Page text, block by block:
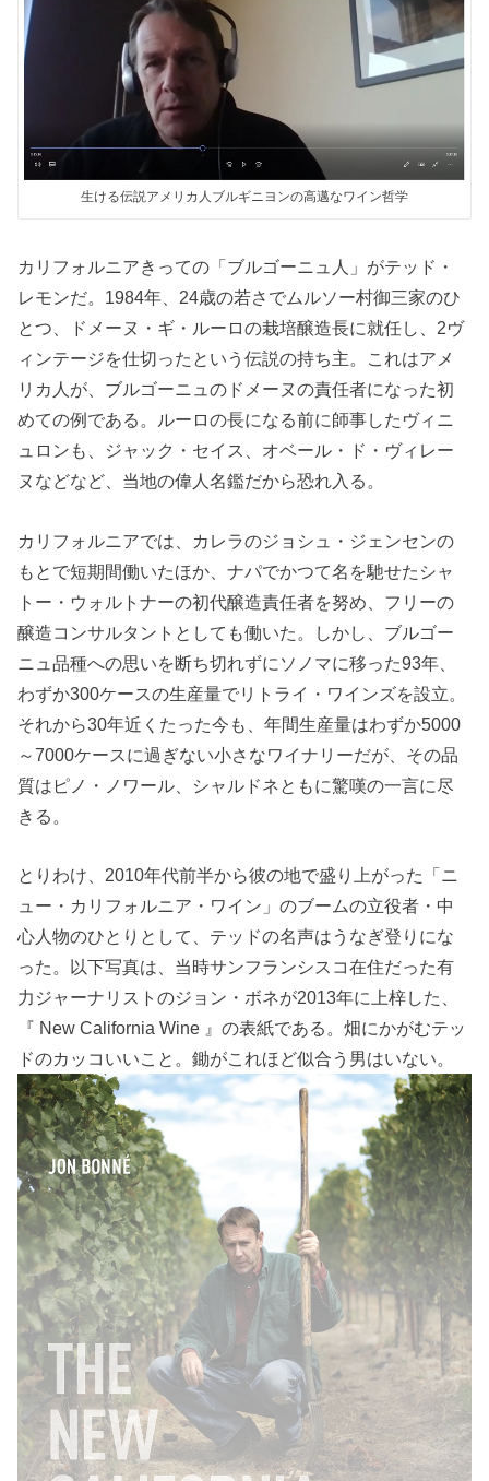
生ける伝説アメリカ人ブルギニヨンの高邁なワイン哲学
カリフォルニアきっての「ブルゴーニュ人」がテッド・
レモンだ。1984年、24歳の若さでムルソー村御三家のひ
とつ、ドメーヌ・ギ・ルーロの栽培醸造長に就任し、2ヴ
ィンテージを仕切ったという伝説の持ち主。これはアメ
リカ人が、ブルゴーニュのドメーヌの責任者になった初
めての例である。ルーロの長になる前に師事したヴィニ
ュロンも、ジャック・セイス、オベール・ド・ヴィレー
ヌなどなど、当地の偉人名鑑だから恐れ入る。
カリフォルニアでは、カレラのジョシュ・ジェンセンの
もとで短期間働いたほか、ナパでかつて名を馳せたシャ
トー・ウォルトナーの初代醸造責任者を努め、フリーの
醸造コンサルタントとしても働いた。しかし、ブルゴー
ニュ品種への思いを断ち切れずにソノマに移った93年、
わずか300ケースの生産量でリトライ・ワインズを設立。
それから30年近くたった今も、年間生産量はわずか5000
～7000ケースに過ぎない小さなワイナリーだが、その品
質はピノ・ノワール、シャルドネともに驚嘆の一言に尽
きる。
とりわけ、2010年代前半から彼の地で盛り上がった「ニ
ュー・カリフォルニア・ワイン」のブームの立役者・中
心人物のひとりとして、テッドの名声はうなぎ登りにな
った。以下写真は、当時サンフランシスコ在住だった有
力ジャーナリストのジョン・ボネが2013年に上梓した、
『 New California Wine 』の表紙である。畑にかがむテッ
ドのカッコいいこと。鋤がこれほど似合う男はいない。